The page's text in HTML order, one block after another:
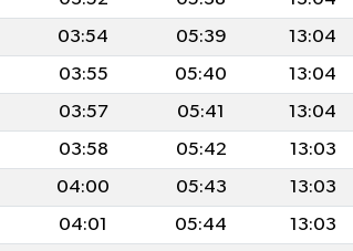
03:54 05:39 13:04
03:55 05:40 13:04
03:57 05:41 13:04
03:58 05:42 13:03
04:00 05:43 13:03
04:01 05:44 13:03